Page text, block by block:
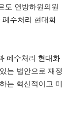
도 연방하원의원
수처리 현대화
폐수처리 현대화
는 법안으로 재정
는 혁신적이고 미